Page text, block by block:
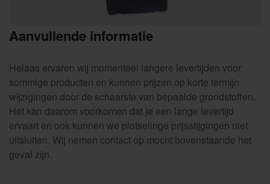
Aanvullende informatie
Helaas ervaren wij momenteel langere levertijden voor
sommige producten en kunnen prijzen op korte termijn
wijzigingen door de schaarste van bepaalde grondstoffen.
Het kan daarom voorkomen dat je een lange levertijd
ervaart en ook kunnen we plotselinge prijsstijgingen niet
uitsluiten. Wij nemen contact op mocht bovenstaande het
geval zijn.